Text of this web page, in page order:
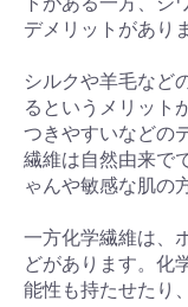
デメリットがあり
シルクや羊毛など
るというメリット
つきやすいなどの
繊維は自然由来で
ゃんや敏感な肌の
一方化学繊維は、
どがあります。化
能性も持たせたり